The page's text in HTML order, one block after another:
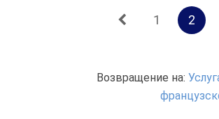
1 2
Возвращение на: